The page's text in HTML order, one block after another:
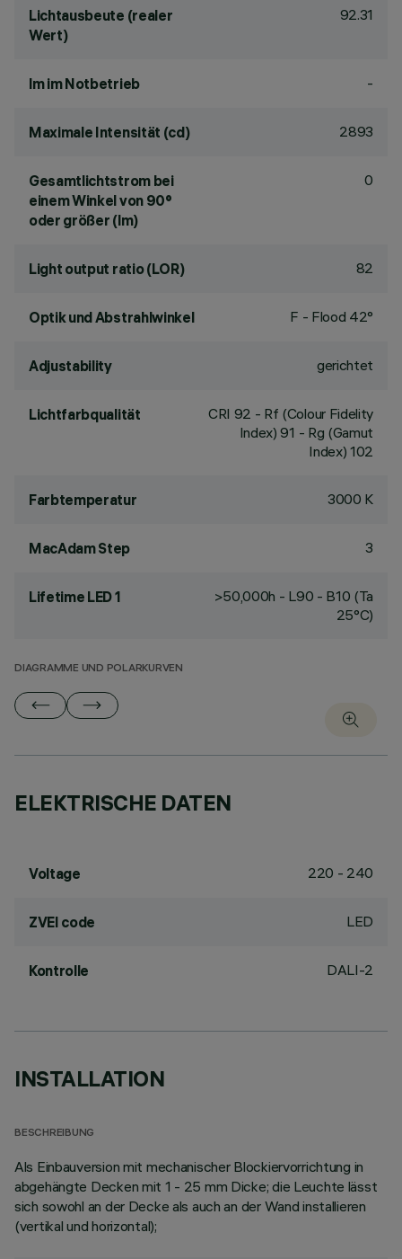
Lichtausbeute (realer
Wert)
92.31
lm im Notbetrieb -
Maximale Intensität (cd) 2893
Gesamtlichtstrom bei
einem Winkel von 90°
oder größer (lm)
0
Light output ratio (LOR) 82
Optik und Abstrahlwinkel F - Flood 42°
Adjustability gerichtet
Lichtfarbqualität CRI 92 - Rf (Colour Fidelity
Index) 91 - Rg (Gamut
Index) 102
Farbtemperatur 3000 K
MacAdam Step 3
Lifetime LED 1
>50,000h - L90 - B10 (Ta
25°C)
DIAGRAMME UND POLARKURVEN
ELEKTRISCHE DATEN
Voltage 220 - 240
ZVEI code LED
Kontrolle DALI-2
INSTALLATION
BESCHREIBUNG
Als Einbauversion mit mechanischer Blockiervorrichtung in
abgehängte Decken mit 1 - 25 mm Dicke; die Leuchte lässt
sich sowohl an der Decke als auch an der Wand installieren
(vertikal und horizontal);